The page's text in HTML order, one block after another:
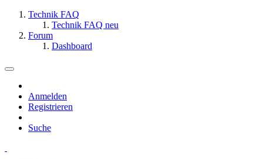
Technik FAQ
Technik FAQ neu
Forum
Dashboard
Anmelden
Registrieren
Suche